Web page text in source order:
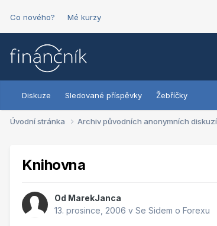
Co nového? Mé kurzy
Diskuze Sledované příspěvky Žebříčky
Úvodní stránka Archiv původních anonymních
Knihovna
Od MarekJanca
13. prosince, 2006 v Se Sidem o Forexu